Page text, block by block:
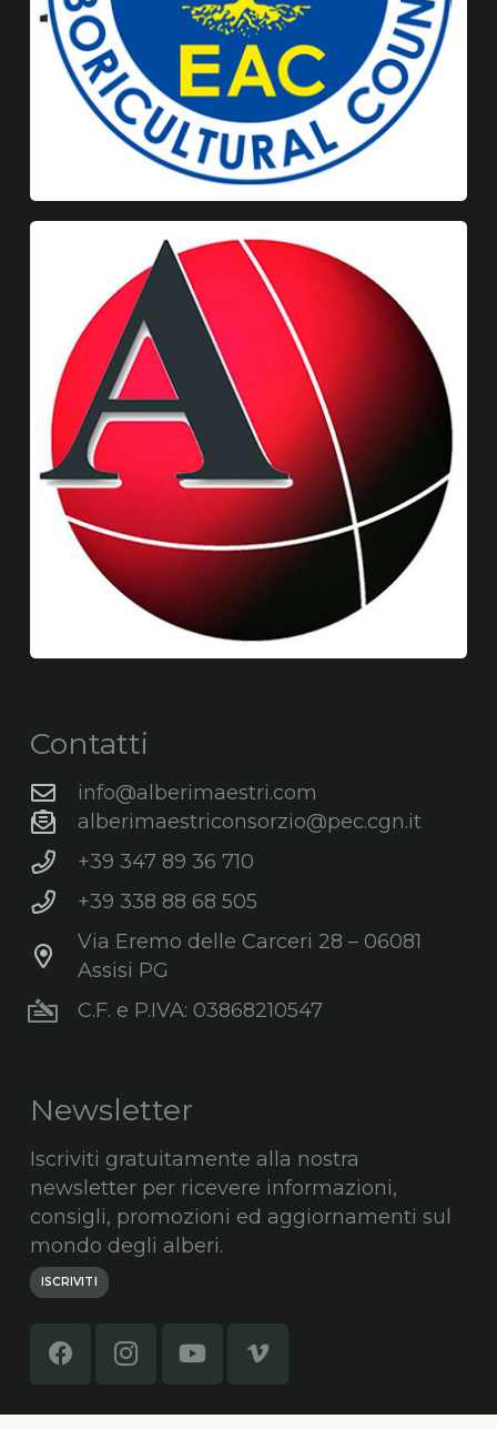
Contatti
info@alberimaestri.com
alberimaestriconsorzio@pec.cgn.it
+39 347 89 36 710
+39 338 88 68 505
Via Eremo delle Carceri 28 – 06081
Assisi PG
C.F. e P.IVA: 03868210547
Newsletter
Iscriviti gratuitamente alla nostra
newsletter per ricevere informazioni,
consigli, promozioni ed aggiornamenti sul
mondo degli alberi.
ISCRIVITI